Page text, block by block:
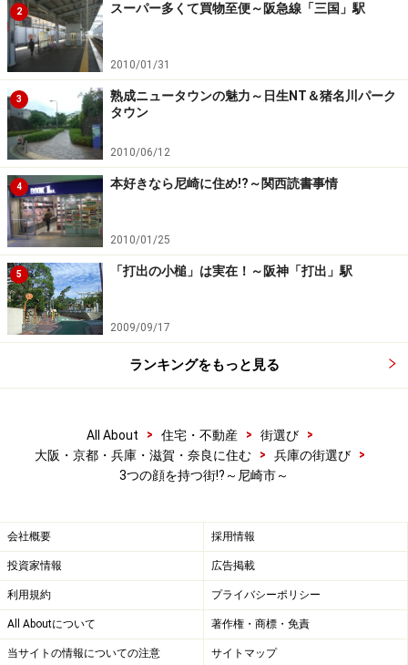
JR「尼崎」駅南側の風景。高層建築物のならぶ北側とは対
照的
とはいえ、再開発とは反対側の駅前は大きくは変わって
おらず、両駅とも「新しくなった側」と「昔から変わら
ない側」といった図式になってます。ただ、再開発側も
駅から少し離れると、工場・住宅・商業等が混在する雑
然と雰囲気。でも、混在している＝いろいろなものがあ
る、ということ。徒歩や自転車での街散歩でいろんな発
見ができる街でもあります。
最後は市内南部を走る阪神沿線です。
阪神「杭瀬」駅の北方にある商店街。幹線道路沿いのアー
ケードには商店が立ち並ぶ>
阪神本線の尼崎市内の駅は東（大阪より）から順に「杭
瀬」「大物」「尼崎」「出屋敷」「尼崎センタープール
前」「武庫川」の６駅。阪急やJRと比較して倍以上の駅
数！ 駅それぞれに雰囲気は違うものの、阪急・JRの駅周
辺と比較すると総じてDEEPな印象。阪急・JR線沿いが
「郊外都市」的な顔であるのに対し、阪神沿線は、固有
2 スーパー多くて買物至便～阪急線「三国」駅
2010/01/31
3
熟成ニュータウンの魅力～日生NT＆猪名川パーク
タウン
2010/06/12
4 本好きなら尼崎に住め!?～関西読書事情
2010/01/25
5 「打出の小槌」は実在！～阪神「打出」駅
2009/09/17
ランキングをもっと見る
All About > 住宅・不動産 > 街選び
>
大阪・京都・兵庫・滋賀・奈良に住む
> 兵庫の街選び
>
3つの顔を持つ街!?～尼崎市～
会社概要 採用情報
投資家情報 広告掲載
利用規約 プライバシーポリシー
All Aboutについて 著作権・商標・免責
当サイトの情報についての注意 サイトマップ